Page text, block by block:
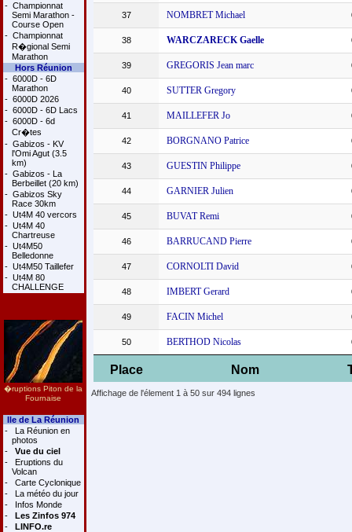
- Championnat
Semi Marathon -
Course Open
- Championnat
R�gional Semi
Marathon
Hors Réunion
- 6000D - 6D
Marathon
- 6000D 2026
- 6000D - 6D Lacs
- 6000D - 6d
Cr�tes
- Gabizos - KV
l'Omi Agut (3.5
km)
- Gabizos - La
Berbeillet (20 km)
- Gabizos Sky
Race 30km
- Ut4M 40 vercors
- Ut4M 40
Chartreuse
- Ut4M50
Belledonne
- Ut4M50 Taillefer
- Ut4M 80
CHALLENGE
�ruptions Piton de la
Fournaise
Ile de La Réunion
-
La Réunion en
photos
-
Vue du ciel
-
Eruptions du
Volcan
-
Carte Cyclonique
-
La météo du jour
-
Infos Monde
-
Les Zinfos 974
-
LINFO.re
Place Nom
37 NOMBRET Michael
38 WARCZARECK Gaelle
39 GREGORIS Jean marc
40 SUTTER Gregory
41 MAILLEFER Jo
42 BORGNANO Patrice
43 GUESTIN Philippe
44 GARNIER Julien
45 BUVAT Remi
46 BARRUCAND Pierre
47 CORNOLTI David
48 IMBERT Gerard
49 FACIN Michel
50 BERTHOD Nicolas
Affichage de l'élement 1 à 50 sur 494 lignes